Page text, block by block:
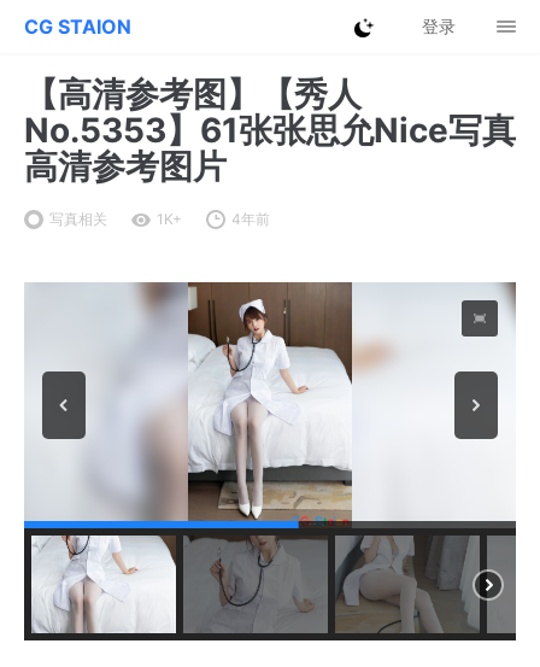
CG STAION 登录
【高清参考图】【秀人
No.5353】61张张思允Nice写真
高清参考图片
写真相关 1K+ 4年前